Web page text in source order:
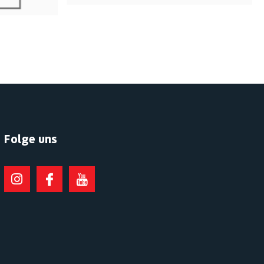
Folge uns